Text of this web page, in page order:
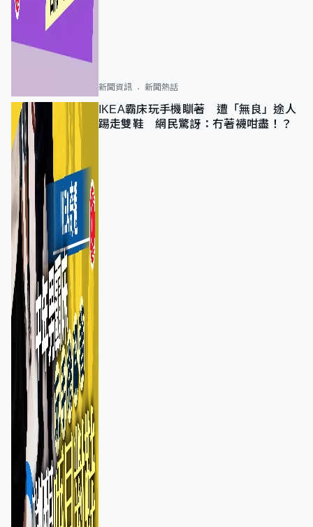
新聞資訊 新聞熱話
IKEA霸床玩手機瞓著 遭「無良」途人
踢走雙鞋 網民驚訝：冇著襪咁盡！？